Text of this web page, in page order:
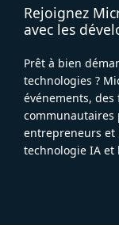
Rejoignez
avec les
Prêt à bien
technologies ?
événements,
communautaires
entrepreneurs et
technologie IA et